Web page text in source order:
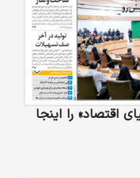
اقتصاد» را اینجا